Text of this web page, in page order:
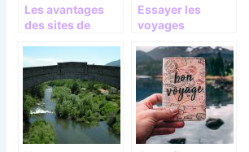
Les avantages
des sites de
Essayer les
voyages